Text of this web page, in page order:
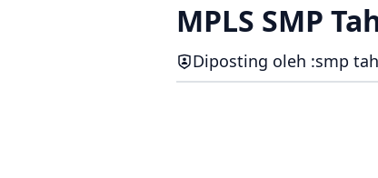
MPLS SMP
Diposting oleh :smp